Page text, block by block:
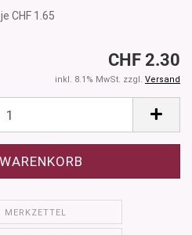
je CHF 1.65
CHF 2.30
inkl. 8.1% MwSt. zzgl. Versand
MERKZETTEL